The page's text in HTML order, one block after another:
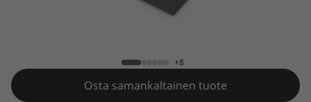
n
+8
Osta samankaltainen tuote